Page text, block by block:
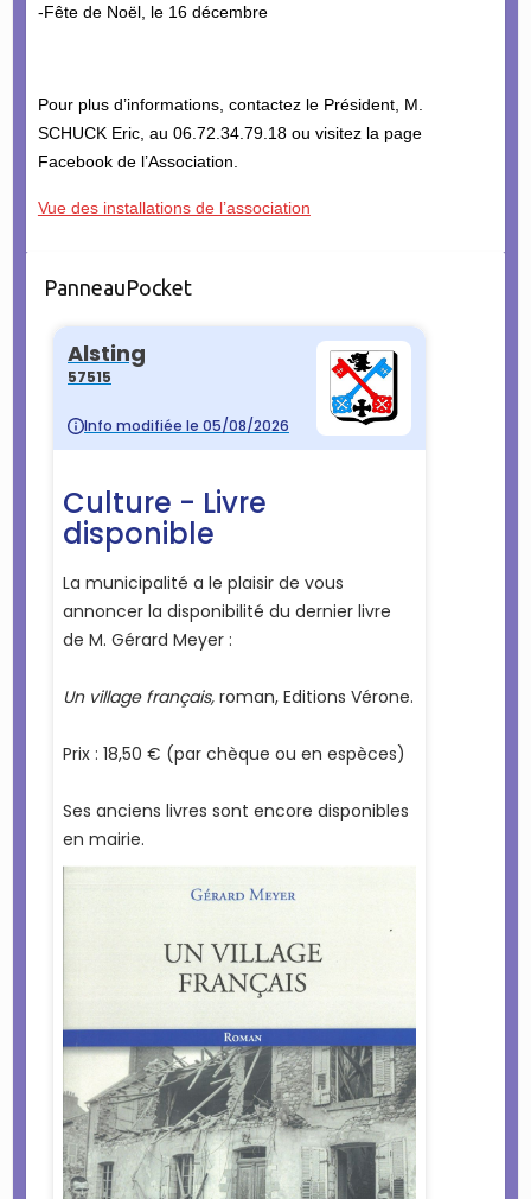
-Fête de Noël, le 16 décembre
Pour plus d’informations, contactez le Président, M.
SCHUCK Eric, au 06.72.34.79.18 ou visitez la page
Facebook de l’Association.
Vue des installations de l’association
PanneauPocket